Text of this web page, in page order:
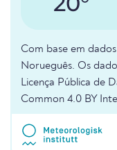
Com base em
Norueguês. Os
Licença Pública de
Common 4.0 BY